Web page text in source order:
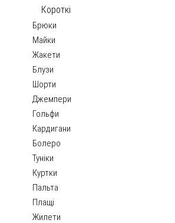
Короткі
Брюки
Майки
Жакети
Блузи
Шорти
Джемпери
Гольфи
Кардигани
Болеро
Туніки
Куртки
Пальта
Плащі
Жилети